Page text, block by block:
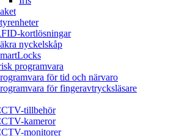
kortlösningar
nyckelskåp
programvara
för tid och närvaro
för fingeravtrycksläsare
tillbehör
kameror
monitorer